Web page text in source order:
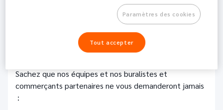
Faites attention aux fautes d’orthographe
Ne cliquez pas sur les liens reçus par SMS ou email
et qui renvoient vers votre espace client ou tout
autre site vous demandant vos codes d’accès
Sachez que nos équipes et nos buralistes et
commerçants partenaires ne vous demanderont jamais
:
Paramètres des cookies
Tout accepter